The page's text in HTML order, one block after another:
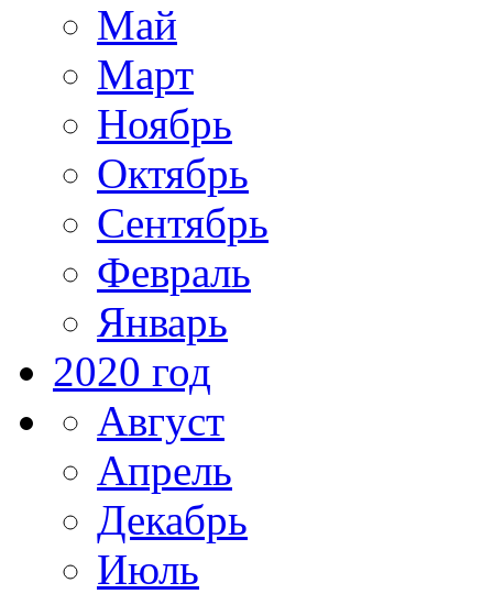
Май
Март
Ноябрь
Октябрь
Сентябрь
Февраль
Январь
2020 год
Август
Апрель
Декабрь
Июль